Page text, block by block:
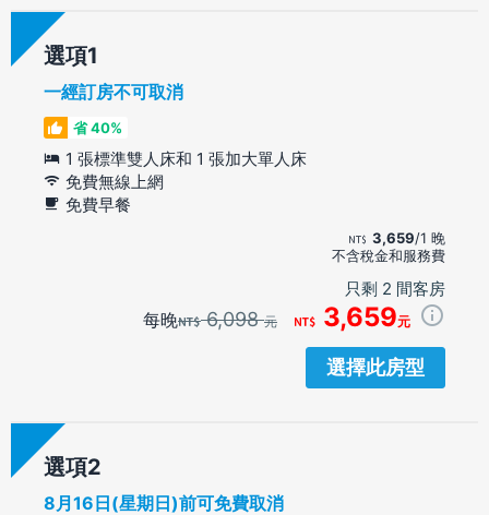
選項
一經訂房不可取消
省 40%
1 張標準雙人床和 1 張加大單人床
免費無線上網
免費早餐
3,659/1 晚
不含稅金和服務費
只剩 2 間客房
每晚 6,098元 3,659元
選擇此房型
選項
8月16日(星期日)前可免費取消